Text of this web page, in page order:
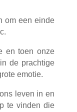
om een einde
en toen onze
de prachtige
emotie.
leven in en
te vinden die